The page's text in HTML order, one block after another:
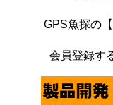
GPS魚探の
会員登録す